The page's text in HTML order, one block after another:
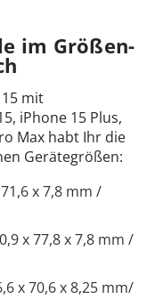
im Größen-
mit
iPhone 15 Plus,
Max habt Ihr die
Gerätegrößen:
x 7,8 mm /
x 77,8 x 7,8 mm /
x 70,6 x 8,25 mm/